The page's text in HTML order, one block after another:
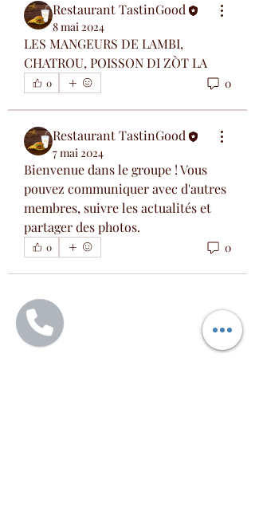
Restaurant TastinGood
8 mai 2024
LES MANGEURS DE LAMBI,
CHATROU, POISSON DI ZÒT LA
0 0
Restaurant TastinGood
7 mai 2024
Bienvenue dans le groupe ! Vous
pouvez communiquer avec d'autres
membres, suivre les actualités et
partager des photos.
0 0